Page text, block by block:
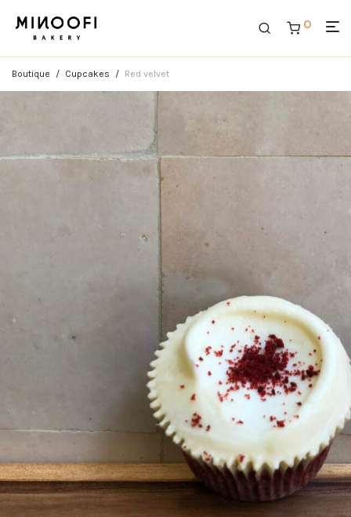
0
Boutique / Cupcakes / Red velvet